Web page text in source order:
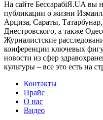
На сайте БессарабіЯ.UA вы
публикации о жизни
Арциза, Сараты,
Днестровского, а также
Журналистские
конференции ключевых
новости из сфер
культуры – все это есть на
Контакты
Прайс
О нас
Видео